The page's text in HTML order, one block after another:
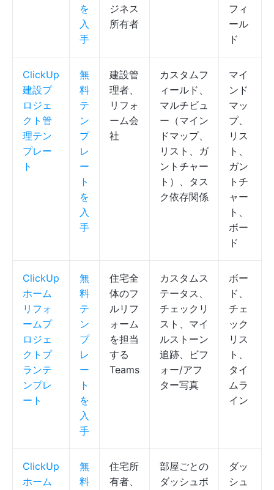
を
入
手
ジネス
所有者
フィ
ール
ド
ClickUp
建設プ
ロジェ
クト管
理テン
プレー
ト
無
料
テ
ン
プ
レ
ー
ト
を
入
手
建設管
理者、
リフォ
ーム会
社
カスタムフ
ィールド、
マルチビュ
ー（マイン
ドマップ、
リスト、ガ
ントチャー
ト）、タス
ク依存関係
マイ
ンド
マッ
プ、
リス
ト、
ガン
トチ
ャー
ト、
ボー
ド
ClickUp
ホーム
リフォ
ームプ
ロジェ
クトプ
ランテ
ンプレ
ート
無
料
テ
ン
プ
レ
ー
ト
を
入
手
住宅全
体のフ
ルリフ
ォーム
を担当
する
Teams
カスタムス
テータス、
チェックリ
スト、マイ
ルストーン
追跡、ビフ
ォー/アフ
ター写真
ボー
ド、
チェ
ック
リス
ト、
タイ
ムラ
イン
ClickUp
ホーム
無
料
住宅所
有者、
部屋ごとの
ダッシュボ
ダッ
シュ